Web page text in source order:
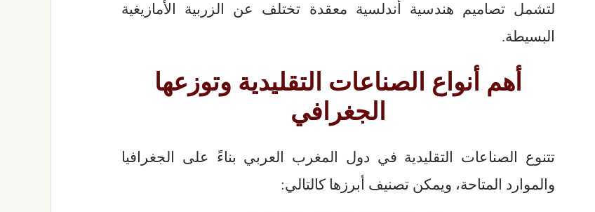
لتشمل تصاميم هندسية أندلسية معقدة تختلف عن الزربية الأمازيغية
البسيطة.
أهم أنواع الصناعات التقليدية وتوزعها
الجغرافي
تتنوع الصناعات التقليدية في دول المغرب العربي بناءً على الجغرافيا
والموارد المتاحة، ويمكن تصنيف أبرزها كالتالي: